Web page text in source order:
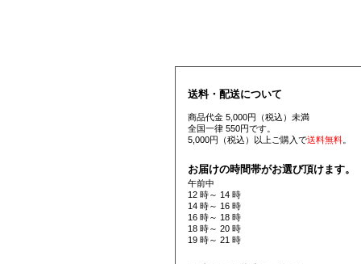
送料・配送について
商品代金 5,000円（税込）未満
全国一律 550円です。
5,000円（税込）以上ご購入で送料無料。
お届けの時間帯がお選び頂けます。
午前中
12 時～ 14 時
14 時～ 16 時
16 時～ 18 時
18 時～ 20 時
19 時～ 21 時